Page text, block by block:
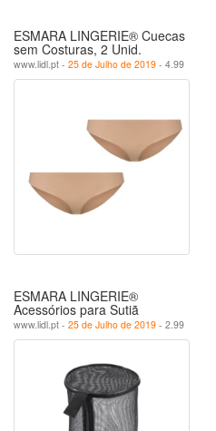
ESMARA LINGERIE® Cuecas
sem Costuras, 2 Unid.
www.lidl.pt - 25 de Julho de 2019 - 4.99
ESMARA LINGERIE®
Acessórios para Sutiã
www.lidl.pt - 25 de Julho de 2019 - 2.99